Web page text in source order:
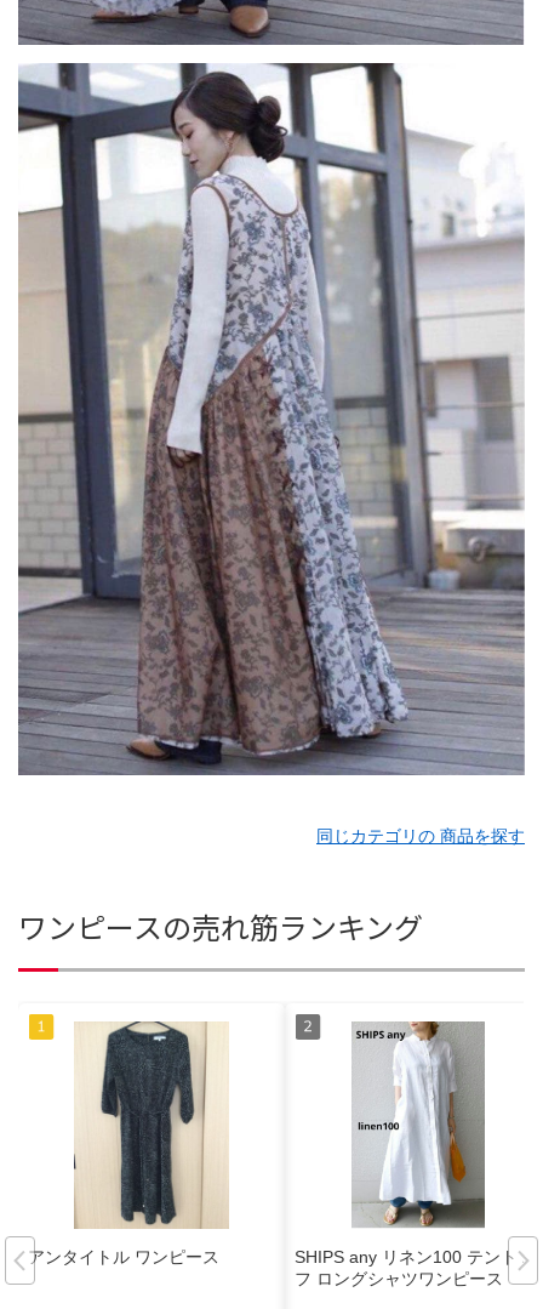
同じカテゴリの 商品を探す
ワンピースの売れ筋ランキング
アンタイトル ワンピース
SHIPS any リネン100 テント パ
フ ロングシャツワンピース